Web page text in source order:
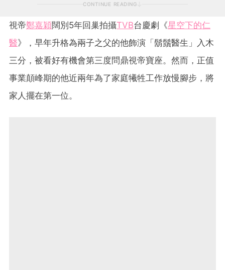
CONTINUE READING
視帝鄭嘉穎闊別5年回巢拍攝TVB台慶劇《星空下的仁
醫》，早年升格為兩子之父的他飾演「鬍鬚醫生」入木
三分，被看好有機會第三度問鼎視帝寶座。然而，正值
事業顛峰期的他近兩年為了家庭犧牲工作放慢腳步，將
家人擺在第一位。